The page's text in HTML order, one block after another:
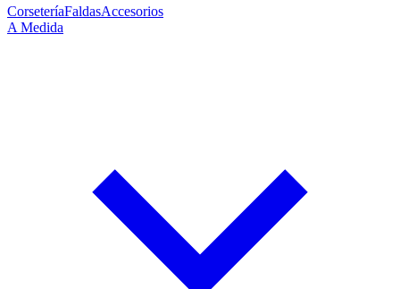
CorseteríaFaldasAccesorios
A Medida